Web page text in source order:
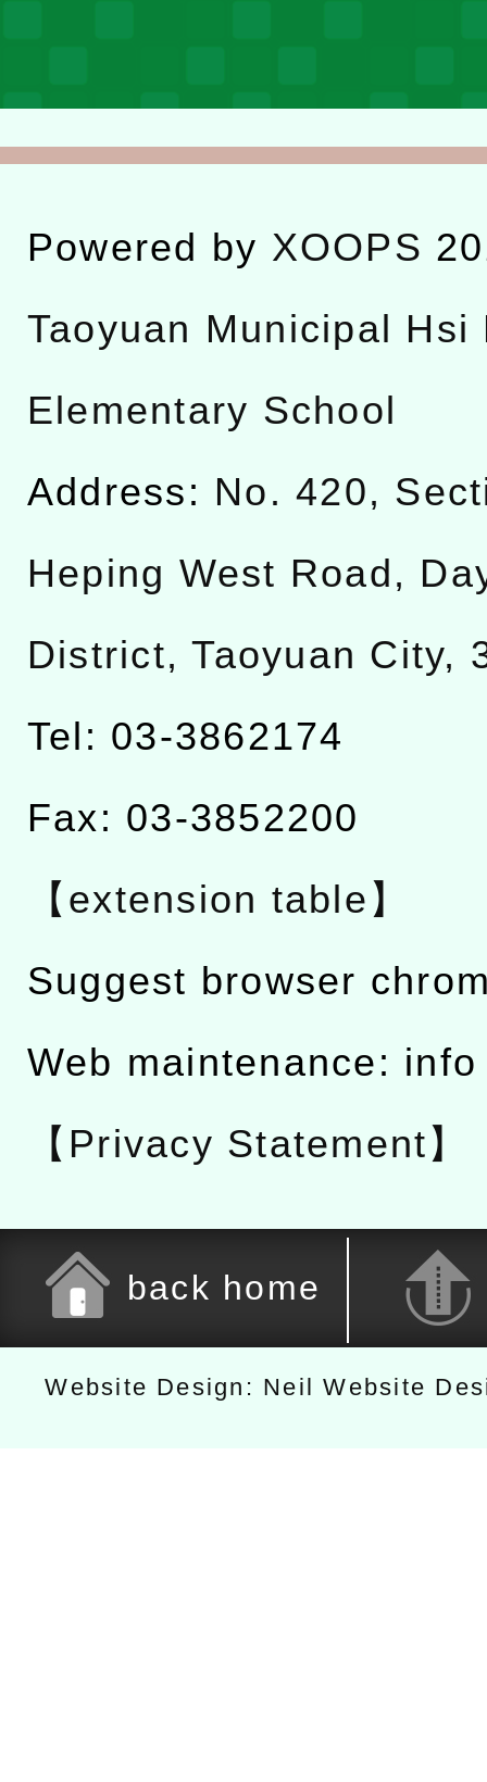
Powered by XOOPS
Taoyuan Municipal Hsi
Elementary School
Address: No. 420,
Heping West Road,
District, Taoyuan City,
Tel: 03-3862174
Fax: 03-3852200
【extension table】
Suggest browser
Web maintenance:
【Privacy Statement】
back home
Website Design: Neil Website